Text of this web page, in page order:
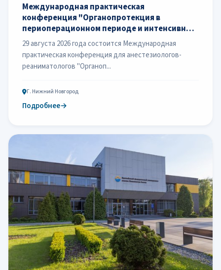
Международная практическая
конференция "Органопротекция в
периоперационном периоде и интенсивной
терапии критических состояний"
29 августа 2026 года состоится Международная
практическая конференция для анестезиологов-
реаниматологов "Органоп...
Г. Нижний Новгород
Подробнее→